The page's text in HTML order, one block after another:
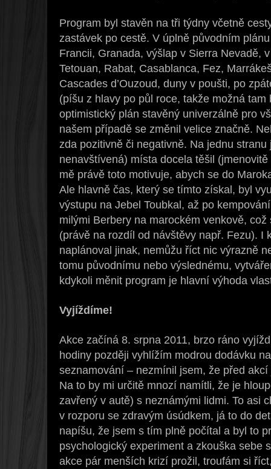
Program byl stavěn na tři týdny včetně
zastávek po cestě. V úplně původním
Francii, Granada, výšlap v Sierra Nevadě,
Tetouan, Rabat, Casablanca, Fez,
Cascades d’Ouzoud, duny v poušti, po
(píšu z hlavy po půl roce, takže možná
optimistický plán stavěný univerzálně pro
našem případě se změnil velice značně.
zda pozitivně či negativně. Na jednu
nenavštívená) místa docela těšil
mě právě toto motivuje, abych se do
Ale hlavně čas, který se tímto získal, byl
výstupu na Jebel Toubkal, až po
milými Berbery na marockém venkově,
(právě na rozdíl od návštěvy např. Fezu). I
naplánoval jinak, nemůžu říct nic výrazně
tomu původnímu nebo výslednému,
kdykoli měnit program je hlavní výhoda
Vyjíždíme!
Akce začíná 8. srpna 2011, brzo ráno
hodiny později vyhlížím modrou dodávku
seznamování – nezmínil jsem, že před
Na to by mi určitě mnozí namítli, že je
zavřený v autě) s neznámými lidmi. To asi
v rozporu se zdravým úsúdkem, já to do
napíšu, že jsem s tím plně počítal a byl to
psychologický experiment a zkouška sebe
akce pár menších krizí prožil, troufám si